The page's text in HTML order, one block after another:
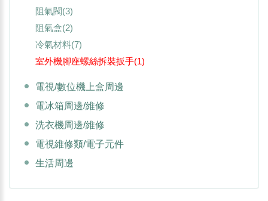
阻氣閥(3)
阻氣盒(2)
冷氣材料(7)
室外機腳座螺絲拆裝扳手(1)
電視/數位機上盒周邊
電冰箱周邊/維修
洗衣機周邊/維修
電視維修類/電子元件
生活周邊